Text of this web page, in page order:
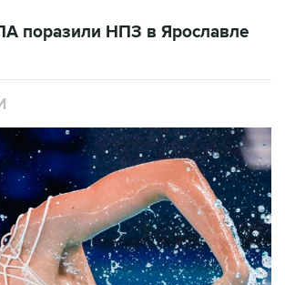
поразили НПЗ в Ярославле